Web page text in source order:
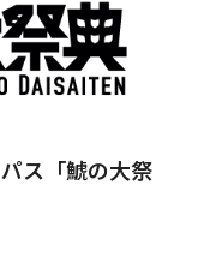
ス「鯱の大祭